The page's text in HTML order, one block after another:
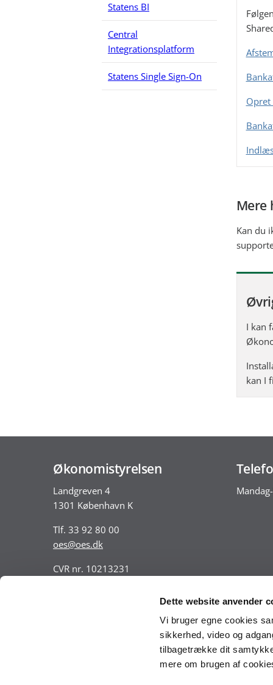
Dette website anvender
Vi bruger egne cookies
sikkerhed, video og
tilbagetrække dit
mere om brugen af
Statens BI
Central
Integrationsplatform
Statens Single Sign-On
Opret
Mere
Kan du
I kan
kan I
Økonomistyrelsen
Landgreven 4
1301 København K
Tlf. 33 92 80 00
oes@oes.dk
CVR nr. 10213231